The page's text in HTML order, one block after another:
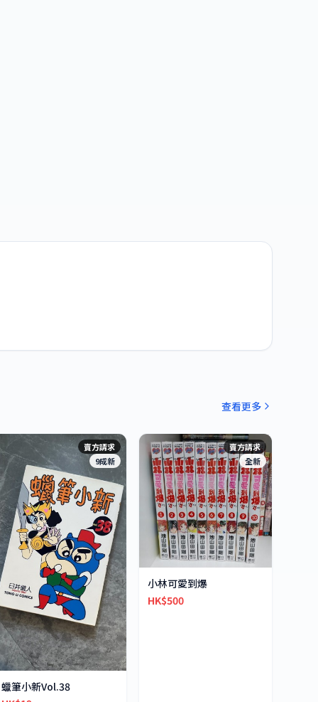
查看更多
賣方請求
9成新
蠟筆小新Vol.38
賣方請求
全新
小林可愛到爆
HK$500